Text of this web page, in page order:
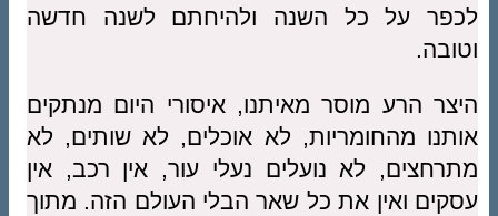
לכפר על כל השנה ולהיחתם לשנה חדשה
וטובה.
היצר הרע מוסר מאיתנו, איסורי היום מנתקים
אותנו מהחומריות, לא אוכלים, לא שותים, לא
מתרחצים, לא נועלים נעלי עור, אין רכב, אין
עסקים ואין את כל שאר הבלי העולם הזה. מתוך